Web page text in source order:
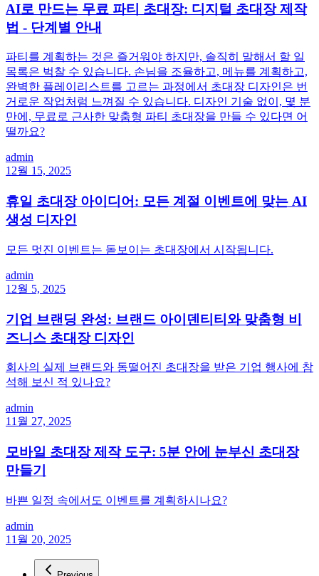
AI로 만드는 무료 파티 초대장: 디지털 초대장 제작
법 - 단계별 안내
파티를 계획하는 것은 즐거워야 하지만, 솔직히 말해서 할 일
목록은 벅찰 수 있습니다. 손님을 조율하고, 메뉴를 계획하고,
완벽한 플레이리스트를 고르는 과정에서 초대장 디자인은 번
거로운 작업처럼 느껴질 수 있습니다. 디자인 기술 없이, 몇 분
만에, 무료로 근사한 맞춤형 파티 초대장을 만들 수 있다면 어
떨까요?
admin
12월 15, 2025
휴일 초대장 아이디어: 모든 계절 이벤트에 맞는 AI
생성 디자인
모든 멋진 이벤트는 돋보이는 초대장에서 시작됩니다.
admin
12월 5, 2025
기업 브랜딩 완성: 브랜드 아이덴티티와 맞춤형 비
즈니스 초대장 디자인
회사의 실제 브랜드와 동떨어진 초대장을 받은 기업 행사에 참
석해 보신 적 있나요?
admin
11월 27, 2025
모바일 초대장 제작 도구: 5분 안에 눈부신 초대장
만들기
바쁜 일정 속에서도 이벤트를 계획하시나요?
admin
11월 20, 2025